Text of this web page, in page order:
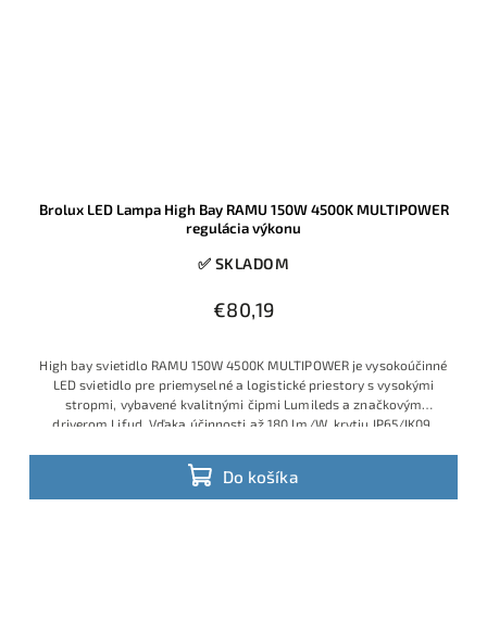
Brolux LED Lampa High Bay RAMU 150W 4500K MULTIPOWER
regulácia výkonu
✅ SKLADOM
€80,19
Do košíka
High bay svietidlo RAMU 150W 4500K MULTIPOWER je vysokoúčinné
LED svietidlo pre priemyselné a logistické priestory s vysokými
stropmi, vybavené kvalitnými čipmi Lumileds a značkovým
driverom Lifud. Vďaka účinnosti až 180 lm/W, krytiu IP65/IK09,
výkonu 85/115/150 W ponúka mimoriadne úspornú a spoľahlivú
náhradu za výbojkové svietidlá.